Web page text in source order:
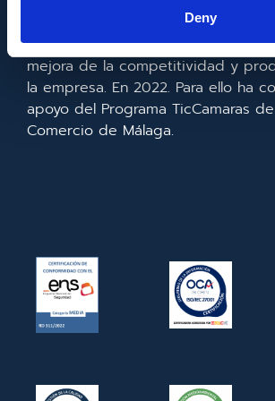
Deny
acceso a las mismas y gracias al
realizado la implementación de un
mejora de la competitividad y
la empresa. En 2022. Para ello ha
apoyo del Programa TicCamaras
Comercio de Málaga.